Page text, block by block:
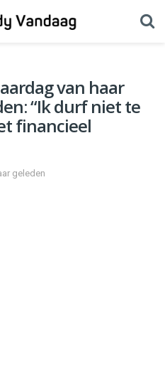
van haar
“Ik durf niet te
financieel
geleden